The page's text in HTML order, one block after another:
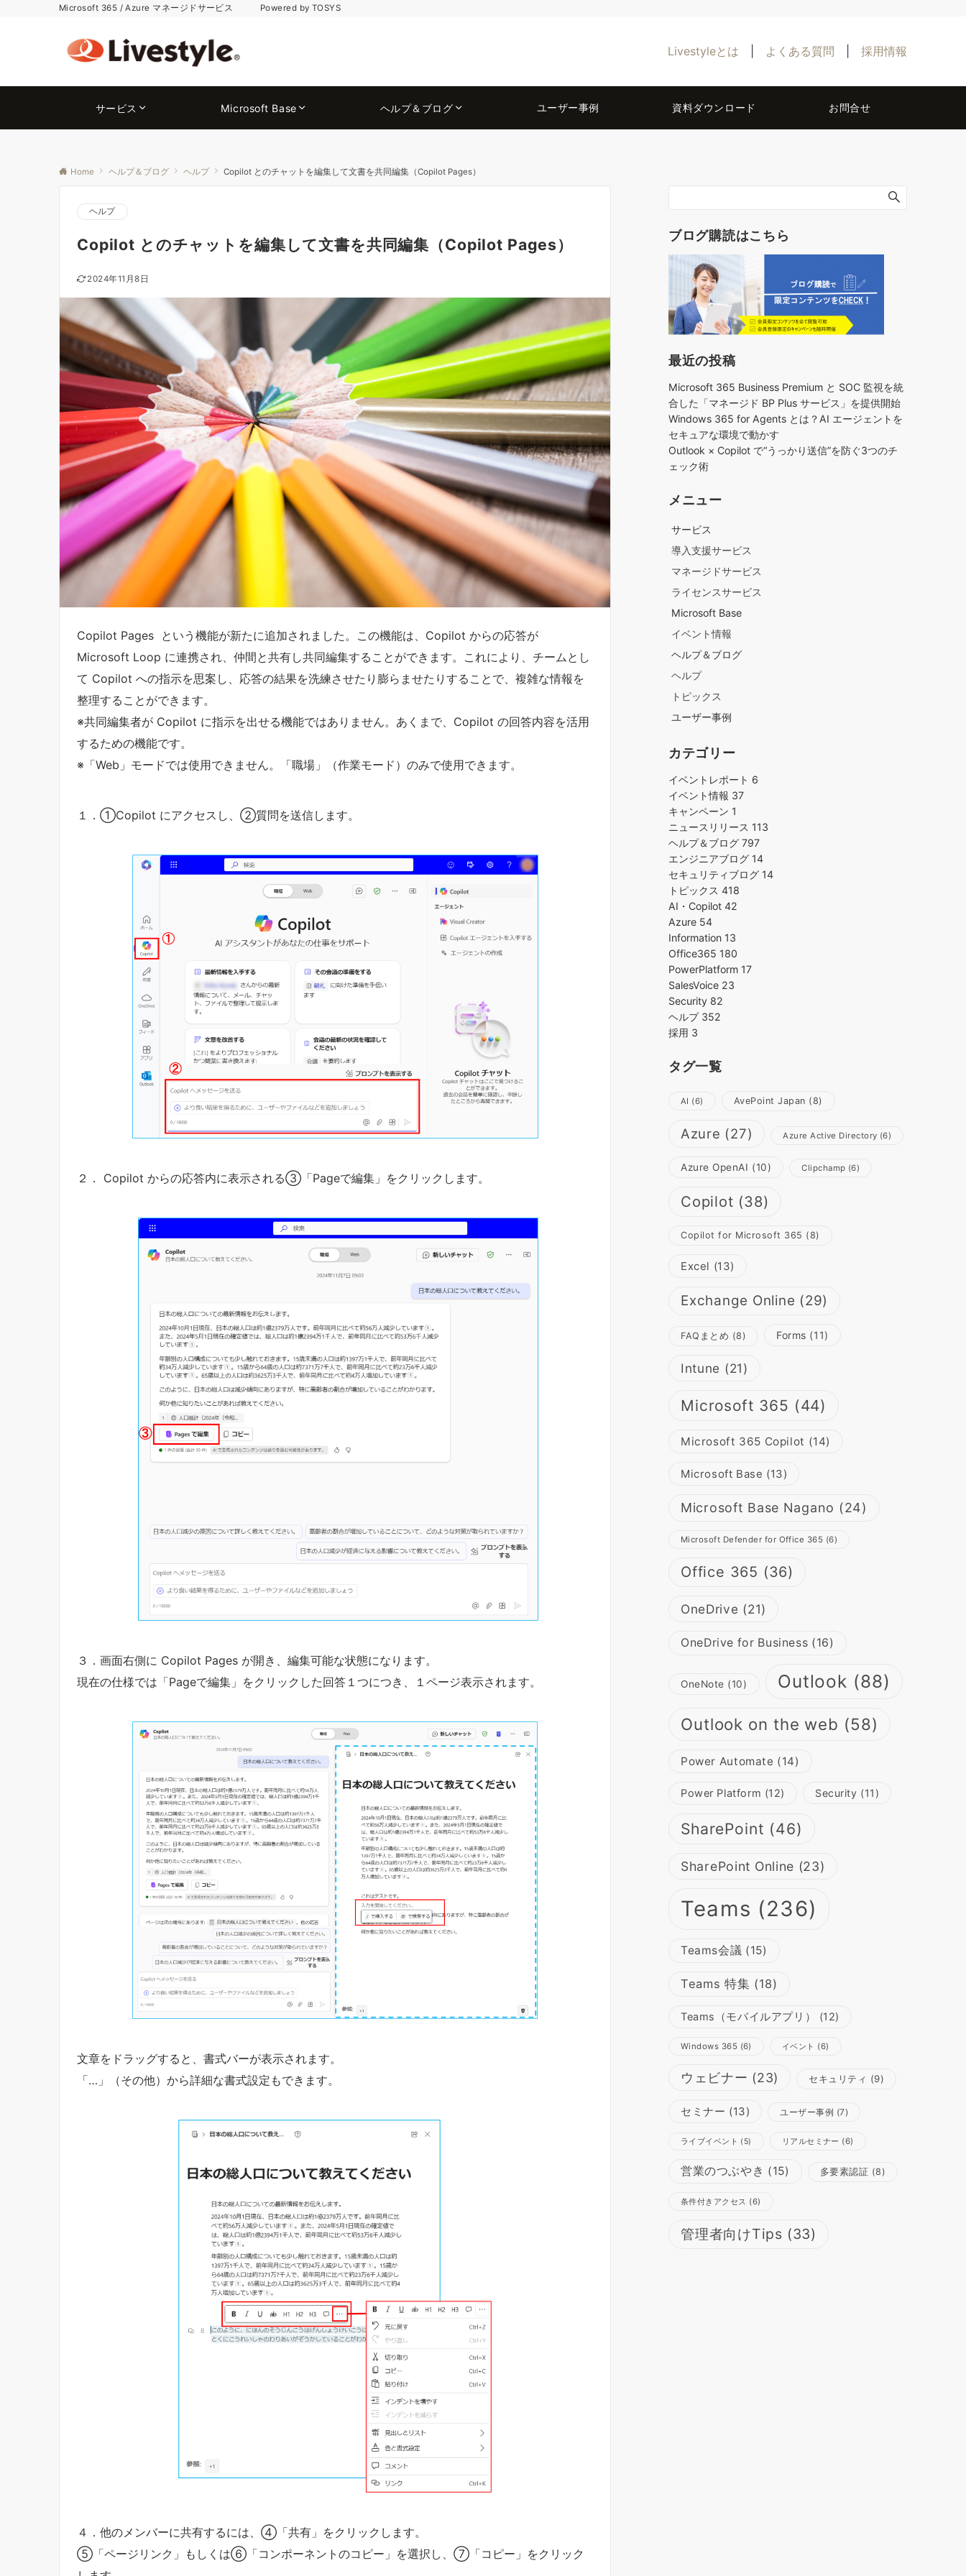
Microsoft 365 / Azure マネージドサービス Powered by TOSYS
Livestyleとは よくある質問 採用情報
サービス Microsoft Base ヘルプ＆ブログ ユーザー事例 資料ダウンロード お問合せ
Home ヘルプ＆ブログ ヘルプ Copilot とのチャットを編集して文書を共同編集（Copilot Pages）
ヘルプ
Copilot とのチャットを編集して文書を共同編集（Copilot Pages）
2024年11月8日
Copilot Pages という機能が新たに追加されました。この機能は、Copilot からの応答が
Microsoft Loop に連携され、仲間と共有し共同編集することができます。これにより、チームとし
て Copilot への指示を思案し、応答の結果を洗練させたり膨らませたりすることで、複雑な情報を
整理することができます。
※共同編集者が Copilot に指示を出せる機能ではありません。あくまで、Copilot の回答内容を活用
するための機能です。
※「Web」モードでは使用できません。「職場」（作業モード）のみで使用できます。
１．①Copilot にアクセスし、②質問を送信します。
２． Copilot からの応答内に表示される③「Pageで編集」をクリックします。
３．画面右側に Copilot Pages が開き、編集可能な状態になります。
現在の仕様では「Pageで編集」をクリックした回答１つにつき、１ページ表示されます。
文章をドラッグすると、書式バーが表示されます。
「…」（その他）から詳細な書式設定もできます。
４．他のメンバーに共有するには、④「共有」をクリックします。
⑤「ページリンク」もしくは⑥「コンポーネントのコピー」を選択し、⑦「コピー」をクリック
ブログ購読はこちら
最近の投稿
Microsoft 365 Business Premium と SOC 監視を統
合した「マネージド BP Plus サービス」を提供開始
Windows 365 for Agents とは？AI エージェントを
セキュアな環境で動かす
Outlook × Copilot で“うっかり送信”を防ぐ3つのチ
ェック術​
メニュー
サービス
導入支援サービス
マネージドサービス
ライセンスサービス
Microsoft Base
イベント情報
ヘルプ＆ブログ
ヘルプ
トピックス
ユーザー事例
カテゴリー
イベントレポート 6
イベント情報 37
キャンペーン 1
ニュースリリース 113
ヘルプ＆ブログ 797
エンジニアブログ 14
セキュリティブログ 14
トピックス 418
AI・Copilot 42
Azure 54
Information 13
Office365 180
PowerPlatform 17
SalesVoice 23
Security 82
ヘルプ 352
採用 3
タグ一覧
AI (6) AvePoint Japan (8)
Azure (27) Azure Active Directory (6)
Azure OpenAI (10) Clipchamp (6)
Copilot (38)
Copilot for Microsoft 365 (8)
Excel (13)
Exchange Online (29)
FAQまとめ (8) Forms (11)
Intune (21)
Microsoft 365 (44)
Microsoft 365 Copilot (14)
Microsoft Base (13)
Microsoft Base Nagano (24)
Microsoft Defender for Office 365 (6)
Office 365 (36)
OneDrive (21)
OneDrive for Business (16)
OneNote (10) Outlook (88)
Outlook on the web (58)
Power Automate (14)
Power Platform (12) Security (11)
SharePoint (46)
SharePoint Online (23)
Teams (236)
Teams会議 (15)
Teams 特集 (18)
Teams（モバイルアプリ） (12)
Windows 365 (6) イベント (6)
ウェビナー (23) セキュリティ (9)
セミナー (13) ユーザー事例 (7)
ライブイベント (5) リアルセミナー (6)
営業のつぶやき (15) 多要素認証 (8)
条件付きアクセス (6)
管理者向けTips (33)